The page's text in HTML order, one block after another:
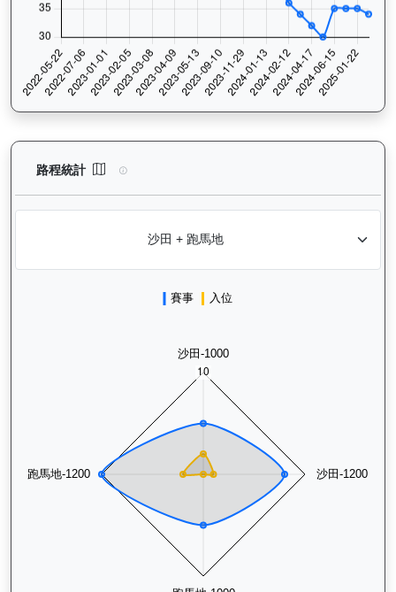
路程統計 日新月著（G109）— 路程統計分析：查看香港